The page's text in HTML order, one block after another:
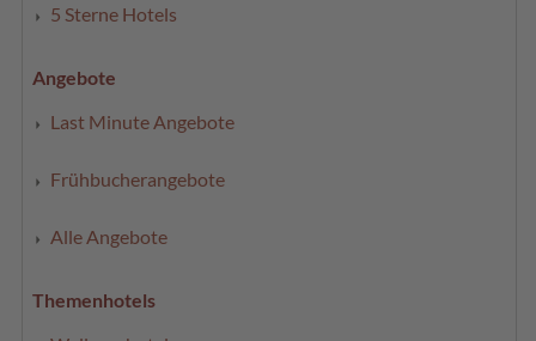
5 Sterne Hotels
Angebote
Last Minute Angebote
Frühbucherangebote
Alle Angebote
Themenhotels